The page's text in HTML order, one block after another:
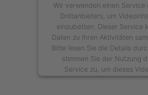
Wir verwenden einen Service
Drittanbieters, um
einzubetten. Dieser Service
Daten zu Ihren Aktivitäten
Bitte lesen Sie die Details
stimmen Sie der Nutzung
Service zu, um dieses
anzusehen.